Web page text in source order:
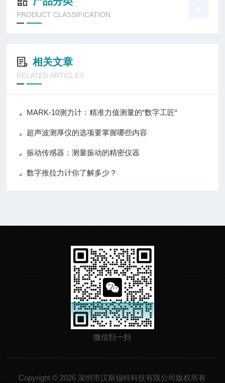
PRODUCT CLASSIFICATION
相关文章
RELATED ARTICLES
MARK-10测力计：精准力值测量的“数字工匠“
超声波测厚仪的选项要掌握哪些内容
振动传感器：测量振动的精密仪器
数字推拉力计你了解多少？
微信扫一扫
Copyright © 2026 深圳市汉斯福特科技有限公司版权所有